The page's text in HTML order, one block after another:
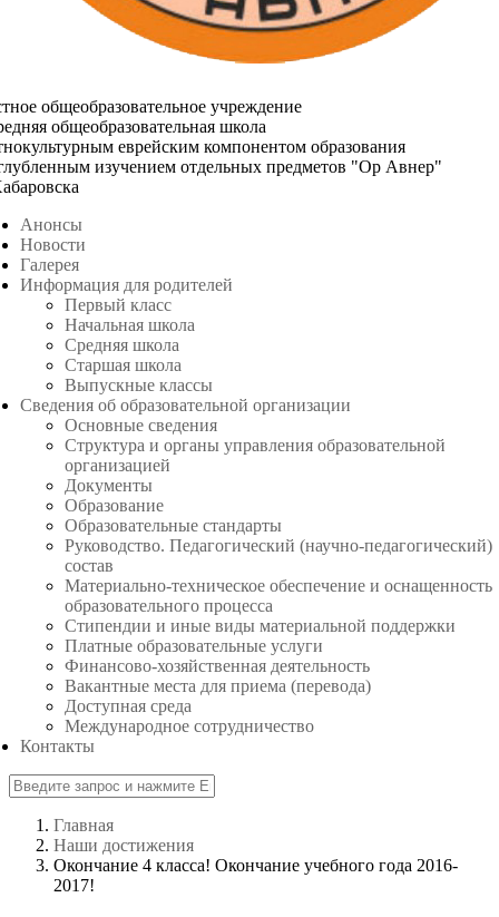
общеобразовательное учреждение
общеобразовательная школа
еврейским компонентом образования
изучением отдельных предметов "Ор Авнер"
Анонсы
Новости
Галерея
Информация для родителей
Первый класс
Начальная школа
Средняя школа
Старшая школа
Выпускные классы
Сведения об образовательной организации
Основные сведения
Структура и органы управления образовательной
организацией
Документы
Образование
Образовательные стандарты
Руководство. Педагогический (научно-педагогический)
состав
Материально-техническое обеспечение и оснащенность
образовательного процесса
Стипендии и иные виды материальной поддержки
Платные образовательные услуги
Финансово-хозяйственная деятельность
Вакантные места для приема (перевода)
Доступная среда
Международное сотрудничество
Контакты
Главная
Наши достижения
Окончание 4 класса! Окончание учебного года 2016-
2017!